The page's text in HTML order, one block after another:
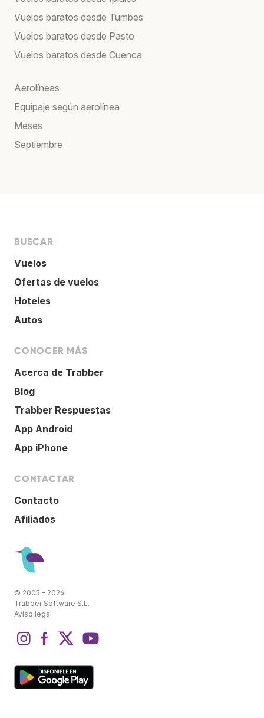
Vuelos baratos desde Tumbes
Vuelos baratos desde Pasto
Vuelos baratos desde Cuenca
Aerolíneas
Equipaje según aerolínea
Meses
Septiembre
BUSCAR
Vuelos
Ofertas de vuelos
Hoteles
Autos
CONOCER MÁS
Acerca de Trabber
Blog
Trabber Respuestas
App Android
App iPhone
CONTACTAR
Contacto
Afiliados
© 2005 - 2026
Trabber Software S.L.
Aviso legal